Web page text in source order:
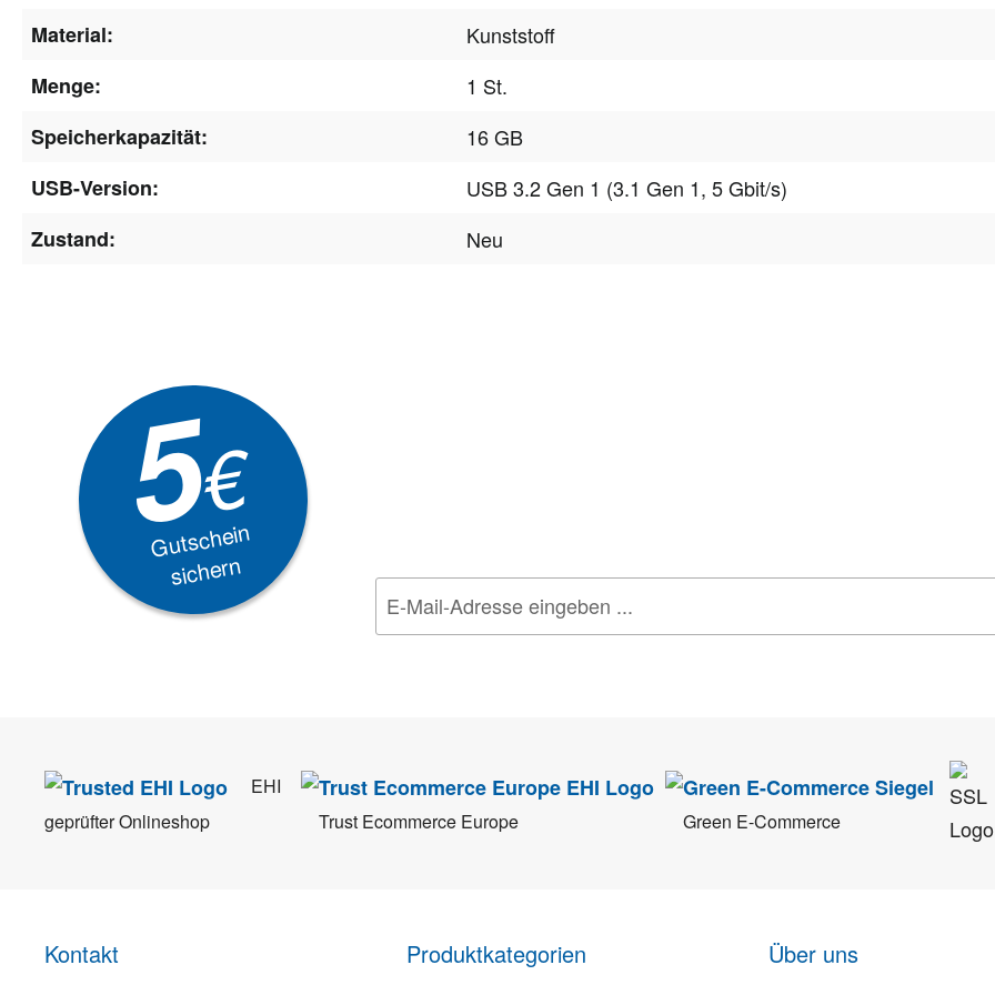
Material:
Kunststoff
Menge:
1 St.
Speicherkapazität:
16 GB
USB-Version:
USB 3.2 Gen 1 (3.1 Gen 1, 5 Gbit/s)
Zustand:
Neu
5€
Gutschein
sichern
EHI
geprüfter Onlineshop
Trust Ecommerce Europe Green E-Commerce
Kontakt Produktkategorien Über uns